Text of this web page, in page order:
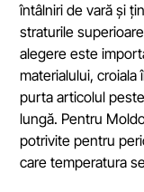
întâlniri de vară și
straturile
alegere este
materialului,
purta articolul
lungă. Pentru
potrivite pentru
care temperatura